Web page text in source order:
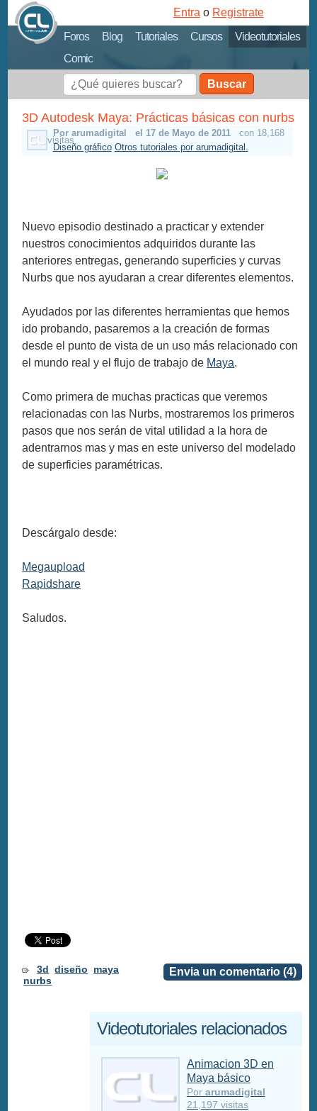
Foros Blog Tutoriales Cursos
Videotutoriales
Comic
Entra o Registrate
Buscar
3D Autodesk Maya: Prácticas básicas con nurbs
Por arumadigital el 17 de Mayo de 2011 con 18,168
visitas
Diseño gráfico Otros tutoriales por arumadigital.
Nuevo episodio destinado a practicar y extender
nuestros conocimientos adquiridos durante las
anteriores entregas, generando superficies y curvas
Nurbs que nos ayudaran a crear diferentes elementos.
Ayudados por las diferentes herramientas que hemos
ido probando, pasaremos a la creación de formas
desde el punto de vista de un uso más relacionado con
el mundo real y el flujo de trabajo de Maya.
Como primera de muchas practicas que veremos
relacionadas con las Nurbs, mostraremos los primeros
pasos que nos serán de vital utilidad a la hora de
adentrarnos mas y mas en este universo del modelado
de superficies paramétricas.
Descárgalo desde:
Megaupload
Rapidshare
Saludos.
Envia un comentario (4)
3d diseño
maya
nurbs
Videotutoriales relacionados
Animacion 3D en
Maya básico
Por arumadigital
21,197 visitas